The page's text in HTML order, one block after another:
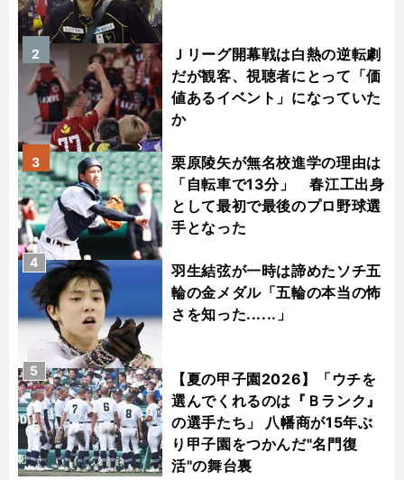
Ｊリーグ開幕戦は白熱の逆転劇
だが観客、視聴者にとって「価
値あるイベント」になっていた
か
2
栗原陵矢が無名校進学の理由は
「自転車で13分」 春江工出身
として最初で最後のプロ野球選
手となった
3
羽生結弦が一時は諦めたソチ五
輪の金メダル「五輪の本当の怖
さを知った......」
4
【夏の甲子園2026】「ウチを
選んでくれるのは『Ｂランク』
の選手たち」 八幡商が15年ぶ
り甲子園をつかんだ"名門復
活"の舞台裏
5